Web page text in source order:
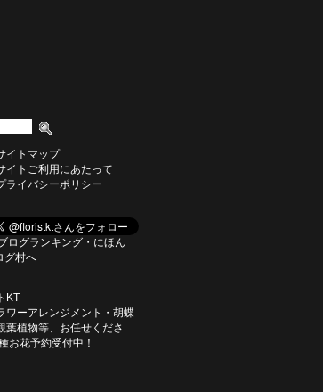
イトマップ
イトご利用にあたって
ライバシーポリシー
KT
ワーアレンジメント・胡蝶
葉植物等、お任せくださ
お花予約受付中！